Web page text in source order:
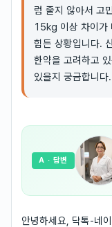
럼 줄지 않아서 고
15kg 이상 차이가
힘든 상황입니다.
한약을 고려하고
있을지 궁금합니다.
A · 답변
안녕하세요, 닥톡-네